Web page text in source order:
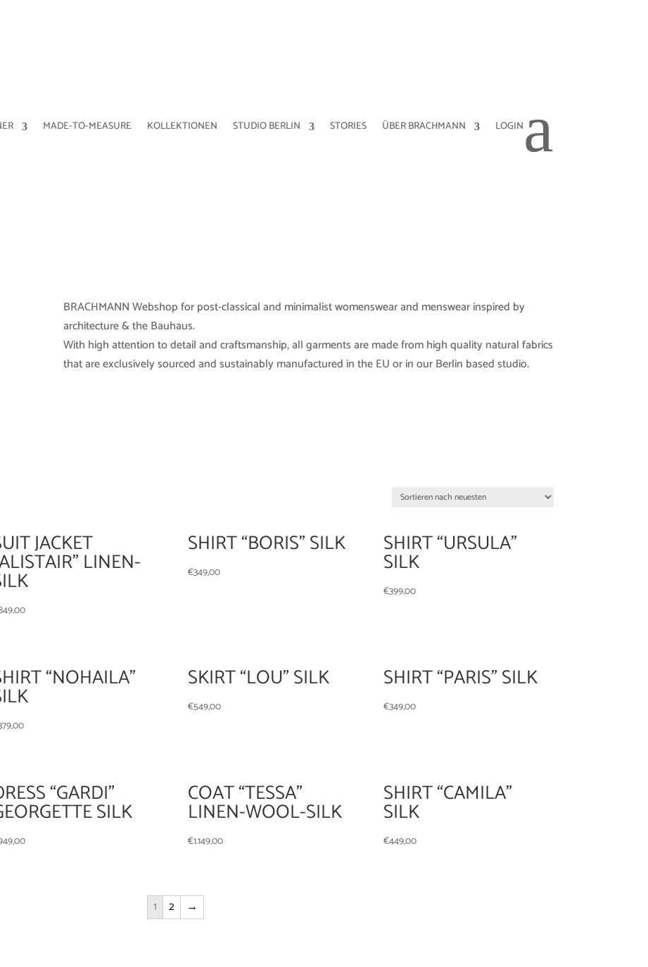
MADE-TO-MEASURE KOLLEKTIONEN STUDIO BERLIN STORIES ÜBER BRACHMANN LOGINa
BRACHMANN Webshop for post-classical and minimalist womenswear and menswear inspired by
architecture & the Bauhaus.
With high attention to detail and craftsmanship, all garments are made from high quality natural fabrics
that are exclusively sourced and sustainably manufactured in the EU or in our Berlin based studio.
JACKET
LINEN-
SHIRT “BORIS” SILK
€349,00
SHIRT “URSULA”
SILK
€399,00
“NOHAILA” SKIRT “LOU” SILK
€549,00
SHIRT “PARIS” SILK
€349,00
“GARDI”
SILK
COAT “TESSA”
LINEN-WOOL-SILK
€1.149,00
SHIRT “CAMILA”
SILK
€449,00
1 2 →